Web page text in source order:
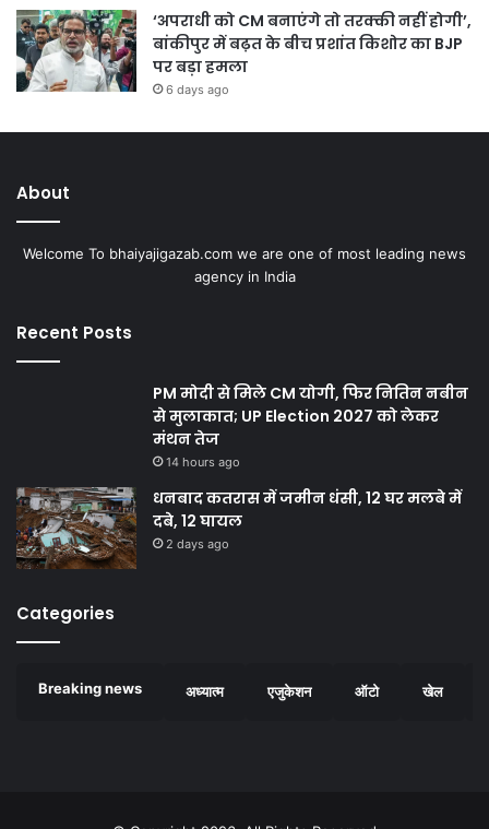
‘अपराधी को CM बनाएंगे तो तरक्की नहीं होगी’,
बांकीपुर में बढ़त के बीच प्रशांत किशोर का BJP
पर बड़ा हमला
6 days ago
About
Welcome To bhaiyajigazab.com we are one of most leading news
agency in India
Recent Posts
PM मोदी से मिले CM योगी, फिर नितिन नबीन
से मुलाकात; UP Election 2027 को लेकर
मंथन तेज
14 hours ago
धनबाद कतरास में जमीन धंसी, 12 घर मलबे में
दबे, 12 घायल
2 days ago
Categories
Breaking news अध्यात्म एजुकेशन ऑटो खेल